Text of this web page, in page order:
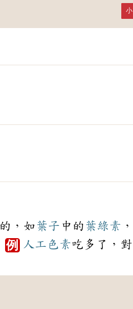
小
的，如 葉子 中的 葉綠素 ，
例 人工 色素吃多了，對